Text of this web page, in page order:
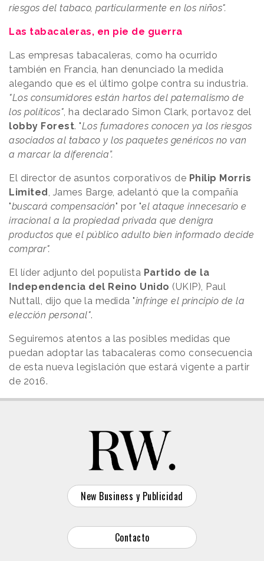
riesgos del tabaco, particularmente en los niños".
Las tabacaleras, en pie de guerra
Las empresas tabacaleras, como ha ocurrido
también en Francia, han denunciado la medida
alegando que es el último golpe contra su industria.
"Los consumidores están hartos del paternalismo de
los políticos" , ha declarado Simon Clark, portavoz del
lobby Forest. "Los fumadores conocen ya los riesgos
asociados al tabaco y los paquetes genéricos no van
a marcar la diferencia”.
El director de asuntos corporativos de Philip Morris
Limited , James Barge, adelantó que la compañía
"buscará compensación" por "el ataque innecesario e
irracional a la propiedad privada que denigra
productos que el público adulto bien informado decide
comprar".
El líder adjunto del populista Partido de la
Independencia del Reino Unido (UKIP), Paul
Nuttall, dijo que la medida "infringe el principio de la
elección personal".
Seguiremos atentos a las posibles medidas que
puedan adoptar las tabacaleras como consecuencia
de esta nueva legislación que estará vigente a partir
de 2016.
New Business y Publicidad
Contacto